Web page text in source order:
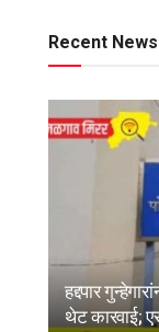
Recent News
हद्दपार
थेट कारवाई;